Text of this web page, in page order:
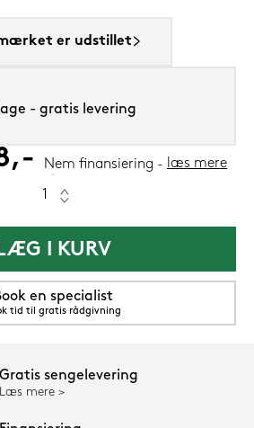
er udstillet
- gratis levering
Nem finansiering læs mere
I KURV
en specialist
tid til gratis rådgivning
Gratis sengelevering
Læs mere